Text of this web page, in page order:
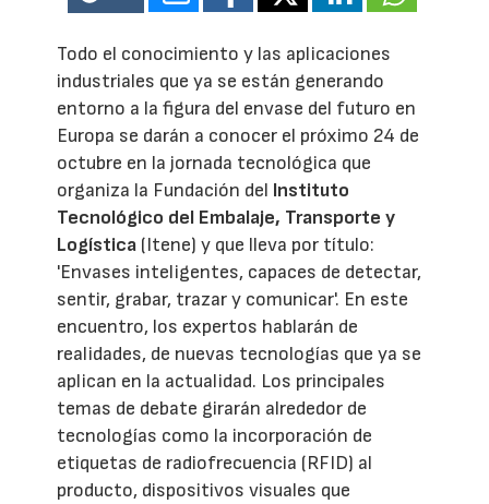
Todo el conocimiento y las aplicaciones
industriales que ya se están generando
entorno a la figura del envase del futuro en
Europa se darán a conocer el próximo 24 de
octubre en la jornada tecnológica que
organiza la Fundación del Instituto
Tecnológico del Embalaje, Transporte y
Logística (Itene) y que lleva por título:
'Envases inteligentes, capaces de detectar,
sentir, grabar, trazar y comunicar'. En este
encuentro, los expertos hablarán de
realidades, de nuevas tecnologías que ya se
aplican en la actualidad. Los principales
temas de debate girarán alrededor de
tecnologías como la incorporación de
etiquetas de radiofrecuencia (RFID) al
producto, dispositivos visuales que